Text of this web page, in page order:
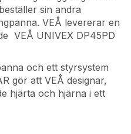
sin andra
VEÅ levererar en
VEÅ UNIVEX DP45PD
och ett styrsystem
gör att VEÅ designar,
hjärta och hjärna i ett